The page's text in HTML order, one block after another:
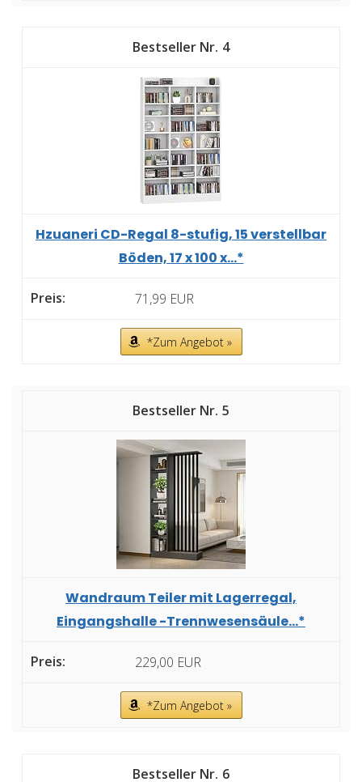
4
Hzuaneri CD-Regal 8-stufig, 15 verstellbar
Böden, 17 x 100 x...*
71,99 EUR
*Zum Angebot »
5
Wandraum Teiler mit Lagerregal,
Eingangshalle -Trennwesensäule...*
229,00 EUR
*Zum Angebot »
6